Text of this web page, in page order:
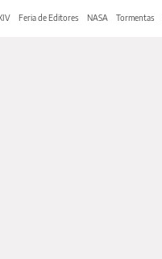
Feria de Editores NASA Tormentas